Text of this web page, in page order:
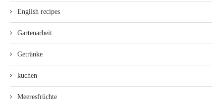
English recipes
Gartenarbeit
Getränke
kuchen
Meeresfrüchte